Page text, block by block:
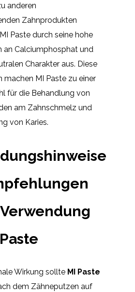
anderen
Zahnprodukten
Paste durch seine hohe
an Calciumphosphat und
Charakter aus. Diese
machen MI Paste zu einer
für die Behandlung von
am Zahnschmelz und
von Karies.
Wirkung sollte MI Paste
dem Zähneputzen auf